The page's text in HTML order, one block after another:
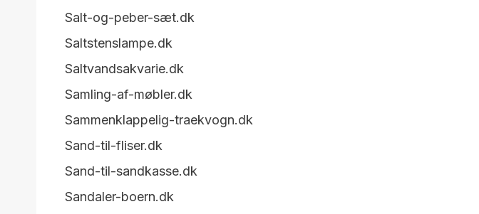
Salt-og-peber-sæt.dk
Saltstenslampe.dk
Saltvandsakvarie.dk
Samling-af-møbler.dk
Sammenklappelig-traekvogn.dk
Sand-til-fliser.dk
Sand-til-sandkasse.dk
Sandaler-boern.dk